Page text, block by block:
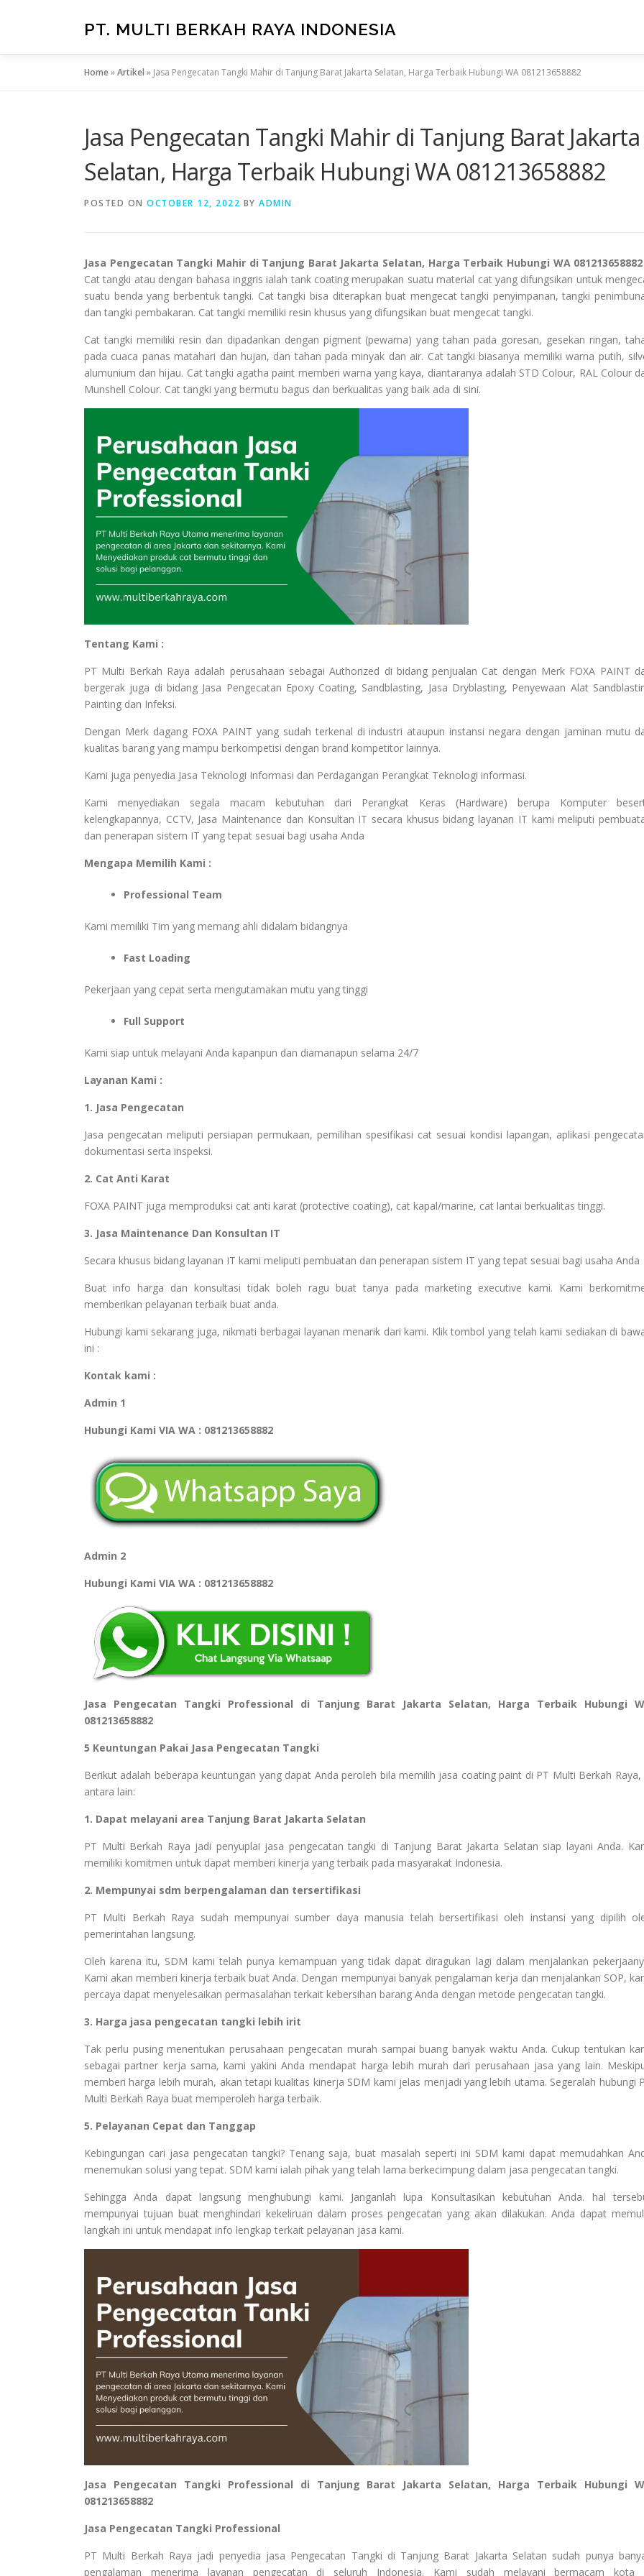
PT. MULTI BERKAH RAYA INDONESIA
Home»Artikel » Jasa Pengecatan Tangki Mahir di Tanjung Barat Jakarta Selatan, Harga Terbaik Hubungi WA 081213658882
Jasa Pengecatan Tangki Mahir di Tanjung Barat Jakarta
Selatan, Harga Terbaik Hubungi WA 081213658882
POSTED ON OCTOBER 12, 2022 BY ADMIN
Jasa Pengecatan Tangki Mahir di Tanjung Barat Jakarta Selatan, Harga Terbaik Hubungi WA 081213658882
Cat tangki atau dengan bahasa inggris ialah tank coating merupakan suatu material cat yang difungsikan untuk
suatu benda yang berbentuk tangki. Cat tangki bisa diterapkan buat mengecat tangki penyimpanan, tangki
dan tangki pembakaran. Cat tangki memiliki resin khusus yang difungsikan buat mengecat tangki.
Cat tangki memiliki resin dan dipadankan dengan pigment (pewarna) yang tahan pada goresan, gesekan ringan,
pada cuaca panas matahari dan hujan, dan tahan pada minyak dan air. Cat tangki biasanya memiliki warna putih,
alumunium dan hijau. Cat tangki agatha paint memberi warna yang kaya, diantaranya adalah STD Colour, RAL Colour
Munshell Colour. Cat tangki yang bermutu bagus dan berkualitas yang baik ada di sini.
Tentang Kami :
PT Multi Berkah Raya adalah perusahaan sebagai Authorized di bidang penjualan Cat dengan Merk FOXA PAINT
bergerak juga di bidang Jasa Pengecatan Epoxy Coating, Sandblasting, Jasa Dryblasting, Penyewaan Alat
Painting dan Infeksi.
Dengan Merk dagang FOXA PAINT yang sudah terkenal di industri ataupun instansi negara dengan jaminan mutu
kualitas barang yang mampu berkompetisi dengan brand kompetitor lainnya.
Kami juga penyedia Jasa Teknologi Informasi dan Perdagangan Perangkat Teknologi informasi.
Kami menyediakan segala macam kebutuhan dari Perangkat Keras (Hardware) berupa Komputer
kelengkapannya, CCTV, Jasa Maintenance dan Konsultan IT secara khusus bidang layanan IT kami meliputi
dan penerapan sistem IT yang tepat sesuai bagi usaha Anda
Mengapa Memilih Kami :
Professional Team
Kami memiliki Tim yang memang ahli didalam bidangnya
Fast Loading
Pekerjaan yang cepat serta mengutamakan mutu yang tinggi
Full Support
Kami siap untuk melayani Anda kapanpun dan diamanapun selama 24/7
Layanan Kami :
1. Jasa Pengecatan
Jasa pengecatan meliputi persiapan permukaan, pemilihan spesifikasi cat sesuai kondisi lapangan, aplikasi
dokumentasi serta inspeksi.
2. Cat Anti Karat
FOXA PAINT juga memproduksi cat anti karat (protective coating), cat kapal/marine, cat lantai berkualitas tinggi.
3. Jasa Maintenance Dan Konsultan IT
Secara khusus bidang layanan IT kami meliputi pembuatan dan penerapan sistem IT yang tepat sesuai bagi usaha Anda
Buat info harga dan konsultasi tidak boleh ragu buat tanya pada marketing executive kami. Kami
memberikan pelayanan terbaik buat anda.
Hubungi kami sekarang juga, nikmati berbagai layanan menarik dari kami. Klik tombol yang telah kami sediakan di
ini :
Kontak kami :
Admin 1
Hubungi Kami VIA WA : 081213658882
Admin 2
Hubungi Kami VIA WA : 081213658882
Jasa Pengecatan Tangki Professional di Tanjung Barat Jakarta Selatan, Harga Terbaik Hubungi
081213658882
5 Keuntungan Pakai Jasa Pengecatan Tangki
Berikut adalah beberapa keuntungan yang dapat Anda peroleh bila memilih jasa coating paint di PT Multi Berkah Raya,
antara lain:
1. Dapat melayani area Tanjung Barat Jakarta Selatan
PT Multi Berkah Raya jadi penyuplai jasa pengecatan tangki di Tanjung Barat Jakarta Selatan siap layani Anda.
memiliki komitmen untuk dapat memberi kinerja yang terbaik pada masyarakat Indonesia.
2. Mempunyai sdm berpengalaman dan tersertifikasi
PT Multi Berkah Raya sudah mempunyai sumber daya manusia telah bersertifikasi oleh instansi yang dipilih
pemerintahan langsung.
Oleh karena itu, SDM kami telah punya kemampuan yang tidak dapat diragukan lagi dalam menjalankan
Kami akan memberi kinerja terbaik buat Anda. Dengan mempunyai banyak pengalaman kerja dan menjalankan SOP,
percaya dapat menyelesaikan permasalahan terkait kebersihan barang Anda dengan metode pengecatan tangki.
3. Harga jasa pengecatan tangki lebih irit
Tak perlu pusing menentukan perusahaan pengecatan murah sampai buang banyak waktu Anda. Cukup tentukan
sebagai partner kerja sama, kami yakini Anda mendapat harga lebih murah dari perusahaan jasa yang lain.
memberi harga lebih murah, akan tetapi kualitas kinerja SDM kami jelas menjadi yang lebih utama. Segeralah hubungi
Multi Berkah Raya buat memperoleh harga terbaik.
5. Pelayanan Cepat dan Tanggap
Kebingungan cari jasa pengecatan tangki? Tenang saja, buat masalah seperti ini SDM kami dapat memudahkan
menemukan solusi yang tepat. SDM kami ialah pihak yang telah lama berkecimpung dalam jasa pengecatan tangki.
Sehingga Anda dapat langsung menghubungi kami. Janganlah lupa Konsultasikan kebutuhan Anda. hal
mempunyai tujuan buat menghindari kekeliruan dalam proses pengecatan yang akan dilakukan. Anda dapat
langkah ini untuk mendapat info lengkap terkait pelayanan jasa kami.
Jasa Pengecatan Tangki Professional di Tanjung Barat Jakarta Selatan, Harga Terbaik Hubungi
081213658882
Jasa Pengecatan Tangki Professional
PT Multi Berkah Raya jadi penyedia jasa Pengecatan Tangki di Tanjung Barat Jakarta Selatan sudah punya
pengalaman menerima layanan pengecatan di seluruh Indonesia. Kami sudah melayani bermacam kota